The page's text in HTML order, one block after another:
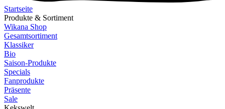
Startseite
Produkte & Sortiment
Wikana Shop
Gesamtsortiment
Klassiker
Bio
Saison-Produkte
Specials
Fanprodukte
Präsente
Sale